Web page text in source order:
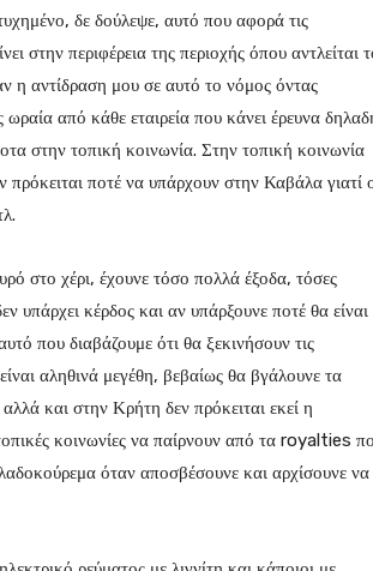
δε δούλεψε, αυτό που αφορά τις
στην περιφέρεια της περιοχής όπου αντλείται
η αντίδραση μου σε αυτό το νόμος όντας
από κάθε εταιρεία που κάνει έρευνα
στην τοπική κοινωνία. Στην τοπική κοινωνία
ποτέ να υπάρχουν στην Καβάλα γιατί
στο χέρι, έχουνε τόσο πολλά έξοδα, τόσες
υπάρχει κέρδος και αν υπάρξουνε ποτέ θα είναι
που διαβάζουμε ότι θα ξεκινήσουν τις
αληθινά μεγέθη, βεβαίως θα βγάλουνε τα
και στην Κρήτη δεν πρόκειται εκεί η
κοινωνίες να παίρνουν από τα royalties
όταν αποσβέσουνε και αρχίσουνε να